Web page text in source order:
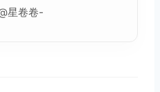
星卷卷-